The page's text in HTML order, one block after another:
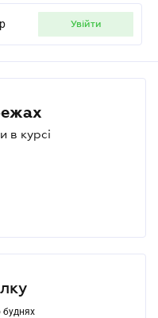
увійти
в курсі
буднях